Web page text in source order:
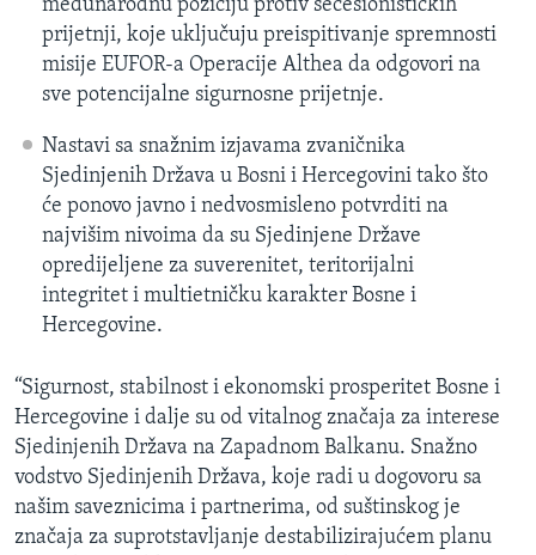
međunarodnu poziciju protiv secesionističkih
prijetnji, koje uključuju preispitivanje spremnosti
misije EUFOR-a Operacije Althea da odgovori na
sve potencijalne sigurnosne prijetnje.
Nastavi sa snažnim izjavama zvaničnika
Sjedinjenih Država u Bosni i Hercegovini tako što
će ponovo javno i nedvosmisleno potvrditi na
najvišim nivoima da su Sjedinjene Države
opredijeljene za suverenitet, teritorijalni
integritet i multietničku karakter Bosne i
Hercegovine.
“Sigurnost, stabilnost i ekonomski prosperitet Bosne i
Hercegovine i dalje su od vitalnog značaja za interese
Sjedinjenih Država na Zapadnom Balkanu. Snažno
vodstvo Sjedinjenih Država, koje radi u dogovoru sa
našim saveznicima i partnerima, od suštinskog je
značaja za suprotstavljanje destabilizirajućem planu